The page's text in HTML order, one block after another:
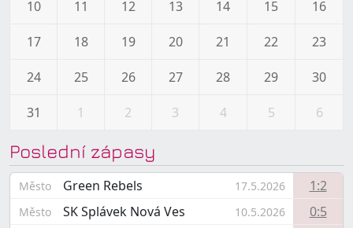
10 11 12 13 14 15 16
17 18 19 20 21 22 23
24 25 26 27 28 29 30
31 1 2 3 4 5 6
Poslední zápasy
Město Green Rebels 17.5.2026 1:2
Město SK Splávek Nová Ves 10.5.2026 0:5